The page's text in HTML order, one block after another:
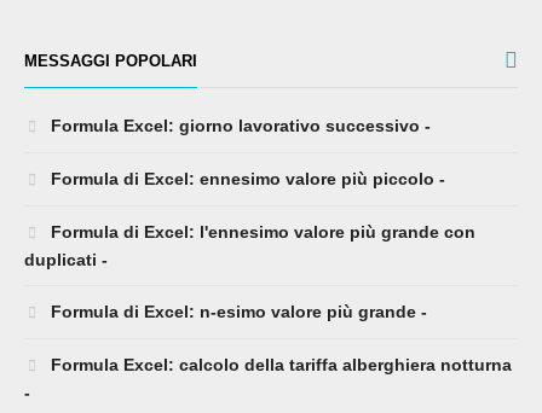
MESSAGGI POPOLARI
Formula Excel: giorno lavorativo successivo -
Formula di Excel: ennesimo valore più piccolo -
Formula di Excel: l'ennesimo valore più grande con
duplicati -
Formula di Excel: n-esimo valore più grande -
Formula Excel: calcolo della tariffa alberghiera notturna
-